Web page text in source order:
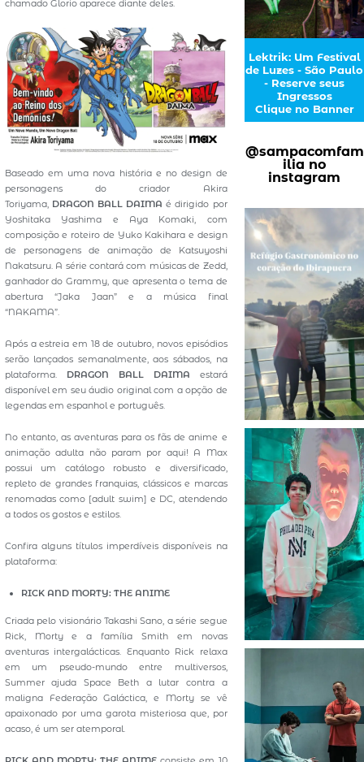
chamado Glorio aparece diante deles.
Baseado em uma nova história e no design de
personagens do criador Akira
Toriyama, DRAGON BALL DAIMA é dirigido por
Yoshitaka Yashima e Aya Komaki, com
composição e roteiro de Yuko Kakihara e design
de personagens de animação de Katsuyoshi
Nakatsuru. A série contará com músicas de Zedd,
ganhador do Grammy, que apresenta o tema de
abertura “Jaka Jaan” e a música final
“NAKAMA”.
Após a estreia em 18 de outubro, novos episódios
serão lançados semanalmente, aos sábados, na
plataforma. DRAGON BALL DAIMA estará
disponível em seu áudio original com a opção de
legendas em espanhol e português.
No entanto, as aventuras para os fãs de anime e
animação adulta não param por aqui! A Max
possui um catálogo robusto e diversificado,
repleto de grandes franquias, clássicos e marcas
renomadas como [adult swim] e DC, atendendo
a todos os gostos e estilos.
Confira alguns títulos imperdíveis disponíveis na
plataforma:
RICK AND MORTY: THE ANIME
Criada pelo visionário Takashi Sano, a série segue
Rick, Morty e a família Smith em novas
aventuras intergalácticas. Enquanto Rick relaxa
em um pseudo-mundo entre multiversos,
Summer ajuda Space Beth a lutar contra a
maligna Federação Galáctica, e Morty se vê
apaixonado por uma garota misteriosa que, por
acaso, é um ser atemporal.
Lektrik: Um Festival
de Luzes - São Paulo
- Reserve seus
Ingressos
Clique no Banner
@sampacomfam
ilia no
instagram